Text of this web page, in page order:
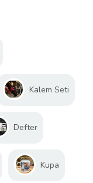
Kalem Seti
Defter
Kupa